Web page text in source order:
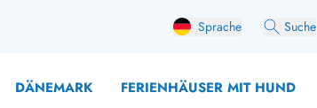
Sprache Suche
DÄNEMARK FERIENHÄUSER MIT HUND